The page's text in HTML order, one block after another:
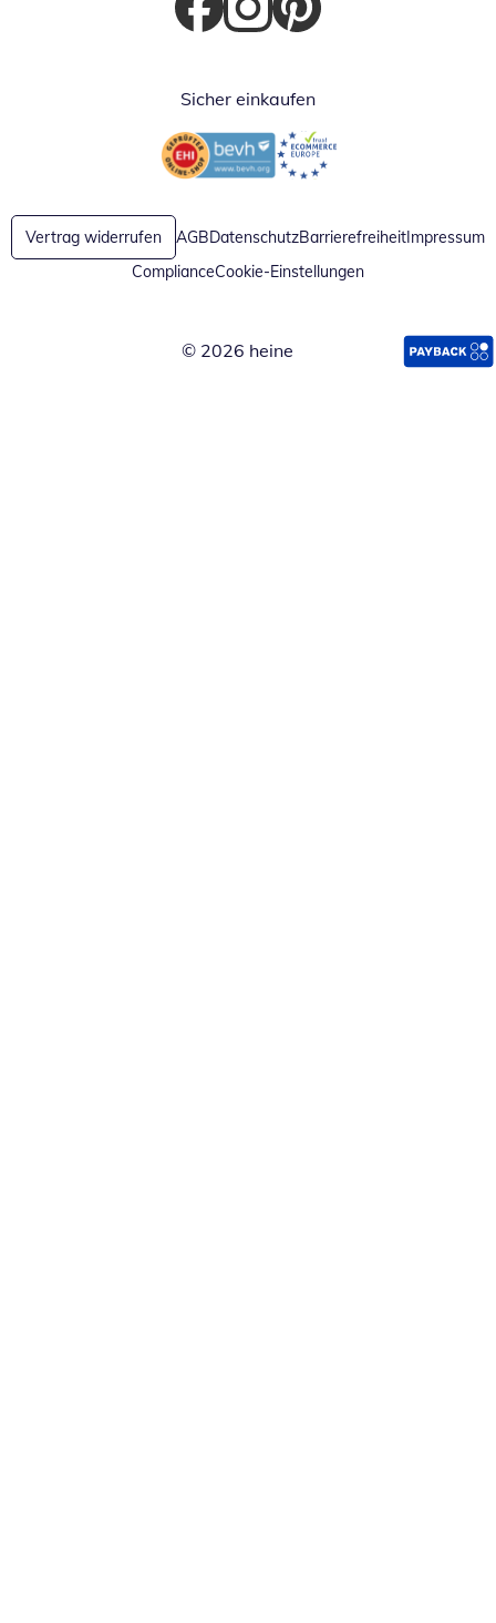
Öffnet in neuem Fenster
Öffnet in neuem Fenster
Öffnet in neuem Fenster
Sicher einkaufen
Öffnet in neuem FensterÖffnet in neuem Fenster
Vertrag widerrufen AGBDatenschutzBarrierefreiheitImpressum
ComplianceCookie-Einstellungen
© 2026 heine